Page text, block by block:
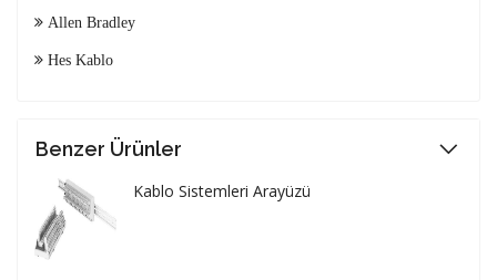
Allen Bradley
Hes Kablo
Benzer Ürünler
Kablo Sistemleri Arayüzü